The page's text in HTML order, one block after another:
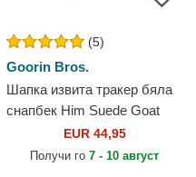
(5)
Goorin Bros.
Шапка извита тракер бяла
снапбек Him Suede Goat
Suede Truckers The Farm от
Goorin Bros.
EUR 44,95
Получи го 7 - 10 август